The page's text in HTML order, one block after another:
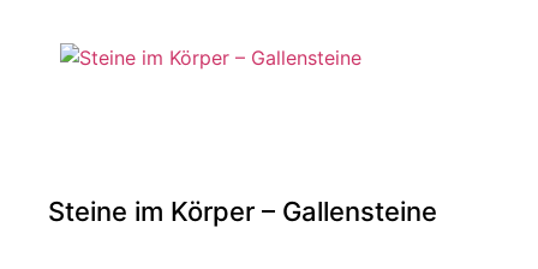
Steine im Körper – Gallensteine